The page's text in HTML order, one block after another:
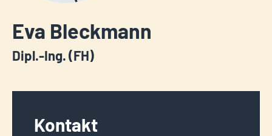
Eva Bleckmann
Dipl.-Ing. (FH)
Kontakt